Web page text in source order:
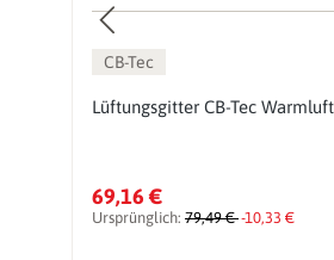
CB-Tec
Lüftungsgitter CB-Tec
69,16 €
Ursprünglich: 79,49 €-10,33 €